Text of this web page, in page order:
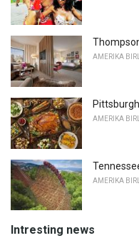
AMERIKA
AMERIKA
AMERIKA
Intresting news